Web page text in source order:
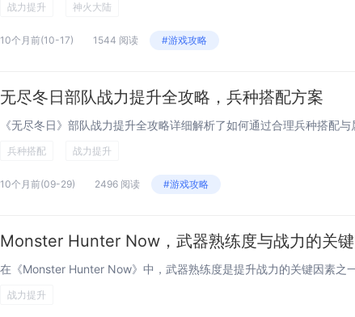
战力提升 神火大陆
10个月前(10-17) 1544 阅读 #游戏攻略
无尽冬日部队战力提升全攻略，兵种搭配方案
兵种搭配 战力提升
10个月前(09-29) 2496 阅读 #游戏攻略
Monster Hunter Now，武器熟练度与战力的关键
战力提升